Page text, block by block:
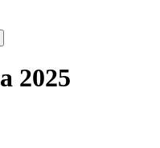
2025